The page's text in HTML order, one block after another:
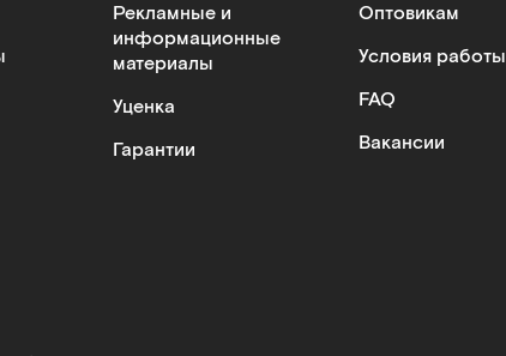
Рекламные и
информационные
материалы
Уценка
Гарантии
Оптовикам
Условия работы
FAQ
Вакансии